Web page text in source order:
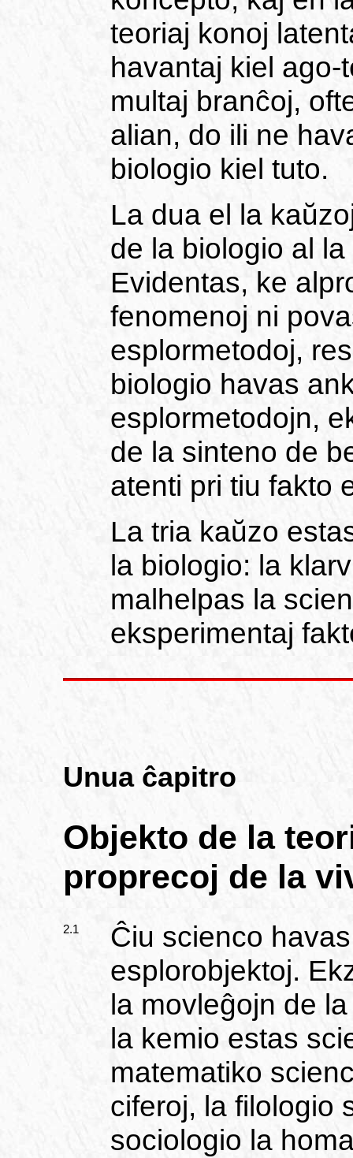
teoriaj konoj
havantaj kiel
multaj branĉoj,
alian, do ili ne
biologio kiel tuto.
La dua el la
de la biologio al
Evidentas, ke
fenomenoj ni
esplormetodoj,
biologio havas
esplormetodojn,
de la sinteno de
atenti pri tiu fakto
La tria kaŭzo
la biologio: la
malhelpas la
eksperimentaj
Unua ĉapitro
Objekto de la
proprecoj de la
2.1
Ĉiu scienco
esplorobjektoj.
la movleĝojn de
la kemio estas
matematiko
ciferoj, la filologio
sociologio la